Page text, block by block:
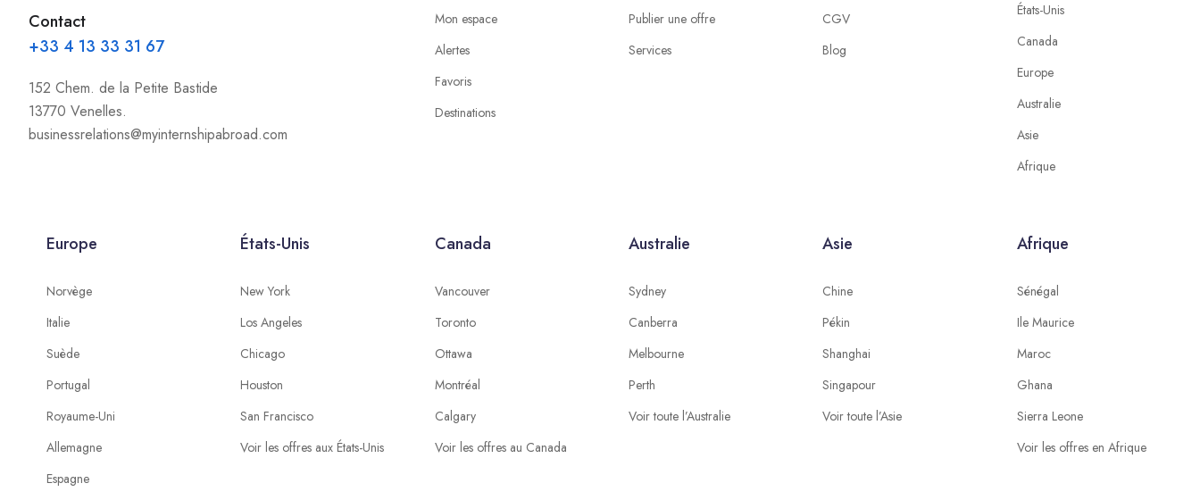
Contact
+33 4 13 33 31 67
152 Chem. de la Petite Bastide
13770 Venelles.
businessrelations@myinternshipabroad.com
Mon espace
Alertes
Favoris
Destinations
Publier une offre
Services
CGV
Blog
États-Unis
Canada
Europe
Australie
Asie
Afrique
Europe
Norvège
Italie
Suède
Portugal
Royaume-Uni
Allemagne
Espagne
États-Unis
New York
Los Angeles
Chicago
Houston
San Francisco
Voir les offres aux États-Unis
Canada
Vancouver
Toronto
Ottawa
Montréal
Calgary
Voir les offres au Canada
Australie
Sydney
Canberra
Melbourne
Perth
Voir toute l’Australie
Asie
Chine
Pékin
Shanghai
Singapour
Voir toute l’Asie
Afrique
Sénégal
Ile Maurice
Maroc
Ghana
Sierra Leone
Voir les offres en Afrique